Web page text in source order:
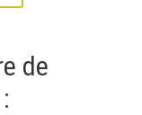
de